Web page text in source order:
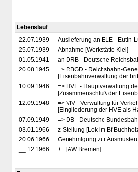
Lebenslauf
22.07.1939
Auslieferung an ELE - Eutin-
25.07.1939
Abnahme [Werkstätte Kiel]
01.05.1941
an DRB - Deutsche
20.08.1945
=> RBGD - Reichsbahn-
[Eisenbahnverwaltung der
10.09.1946
=> HVE - Hauptverwaltung
[Zusammenschluß der
12.09.1948
=> VfV - Verwaltung für
[Eingliederung der HVE als
07.09.1949
=> DB - Deutsche
03.01.1966
z-Stellung [Lok im Bf
20.06.1966
Genehmigung zur
__.12.1966
++ [AW Bremen]